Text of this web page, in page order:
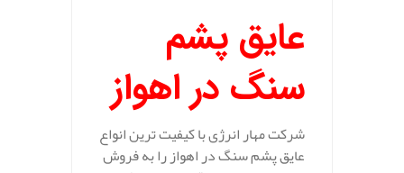
عایق پشم
سنگ در اهواز
شرکت مهار انرژی با کیفیت ترین انواع
عایق پشم سنگ در اهواز را به فروش